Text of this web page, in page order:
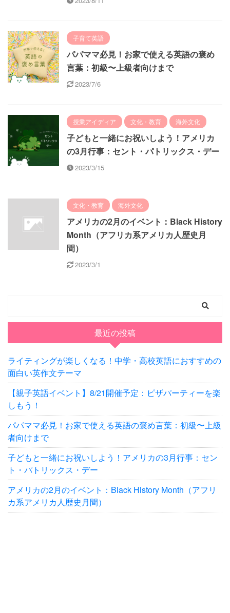
子育て英語
パパママ必見！お家で使える英語の褒め
言葉：初級〜上級者向けまで
2023/7/6
授業アイディア 文化・教育 海外文化
子どもと一緒にお祝いしよう！アメリカ
の3月行事：セント・パトリックス・デー
2023/3/15
文化・教育 海外文化
アメリカの2月のイベント：Black History
Month（アフリカ系アメリカ人歴史月
間）
2023/3/1
最近の投稿
ライティングが楽しくなる！中学・高校英語におすすめの
面白い英作文テーマ
【親子英語イベント】8/21開催予定：ピザパーティーを楽
しもう！
パパママ必見！お家で使える英語の褒め言葉：初級〜上級
者向けまで
子どもと一緒にお祝いしよう！アメリカの3月行事：セン
ト・パトリックス・デー
アメリカの2月のイベント：Black History Month（アフリ
カ系アメリカ人歴史月間）